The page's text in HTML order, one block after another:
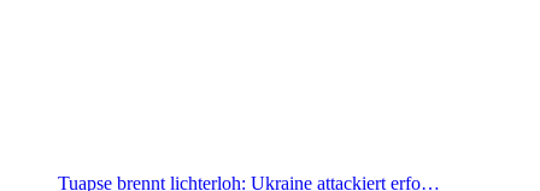
Tuapse brennt lichterloh: Ukraine attackiert erfo…